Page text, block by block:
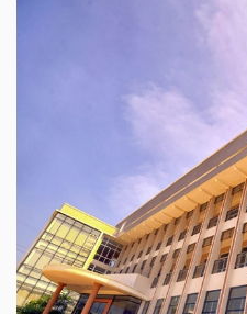
Người nội bộ
tức
(-)